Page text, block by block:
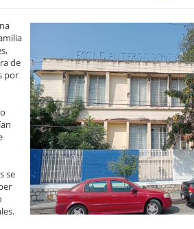
de
por
se